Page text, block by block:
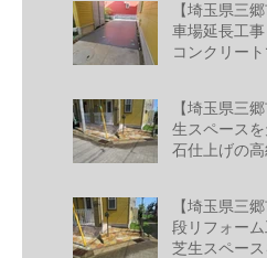
【埼玉県三
車場延長工事
コンクリート
【埼玉県三
生スペースを
石仕上げの高
【埼玉県三
段リフォーム
芝生スペース